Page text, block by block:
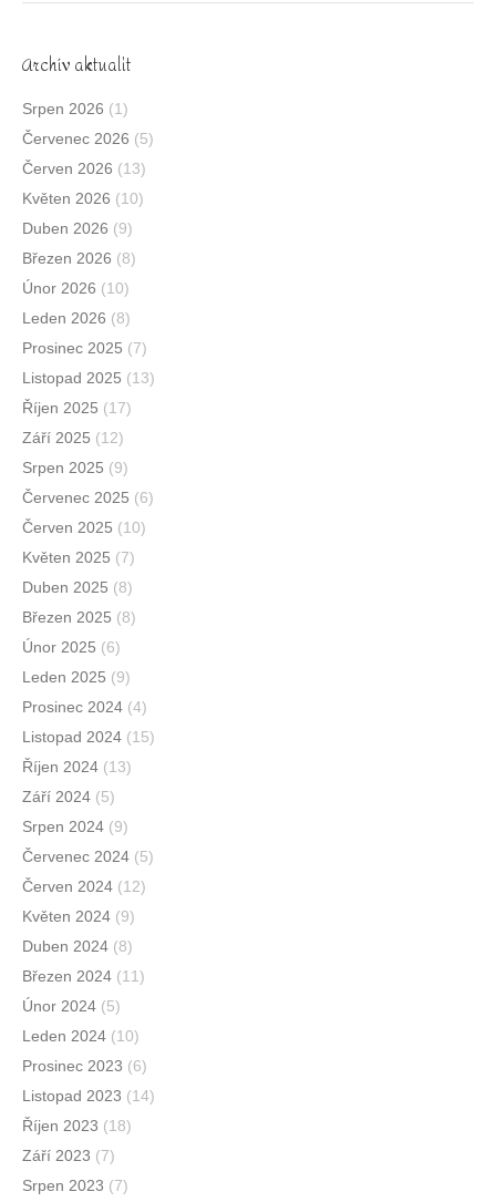
Archív aktualit
Srpen 2026 (1)
Červenec 2026 (5)
Červen 2026 (13)
Květen 2026 (10)
Duben 2026 (9)
Březen 2026 (8)
Únor 2026 (10)
Leden 2026 (8)
Prosinec 2025 (7)
Listopad 2025 (13)
Říjen 2025 (17)
Září 2025 (12)
Srpen 2025 (9)
Červenec 2025 (6)
Červen 2025 (10)
Květen 2025 (7)
Duben 2025 (8)
Březen 2025 (8)
Únor 2025 (6)
Leden 2025 (9)
Prosinec 2024 (4)
Listopad 2024 (15)
Říjen 2024 (13)
Září 2024 (5)
Srpen 2024 (9)
Červenec 2024 (5)
Červen 2024 (12)
Květen 2024 (9)
Duben 2024 (8)
Březen 2024 (11)
Únor 2024 (5)
Leden 2024 (10)
Prosinec 2023 (6)
Listopad 2023 (14)
Říjen 2023 (18)
Září 2023 (7)
Srpen 2023 (7)